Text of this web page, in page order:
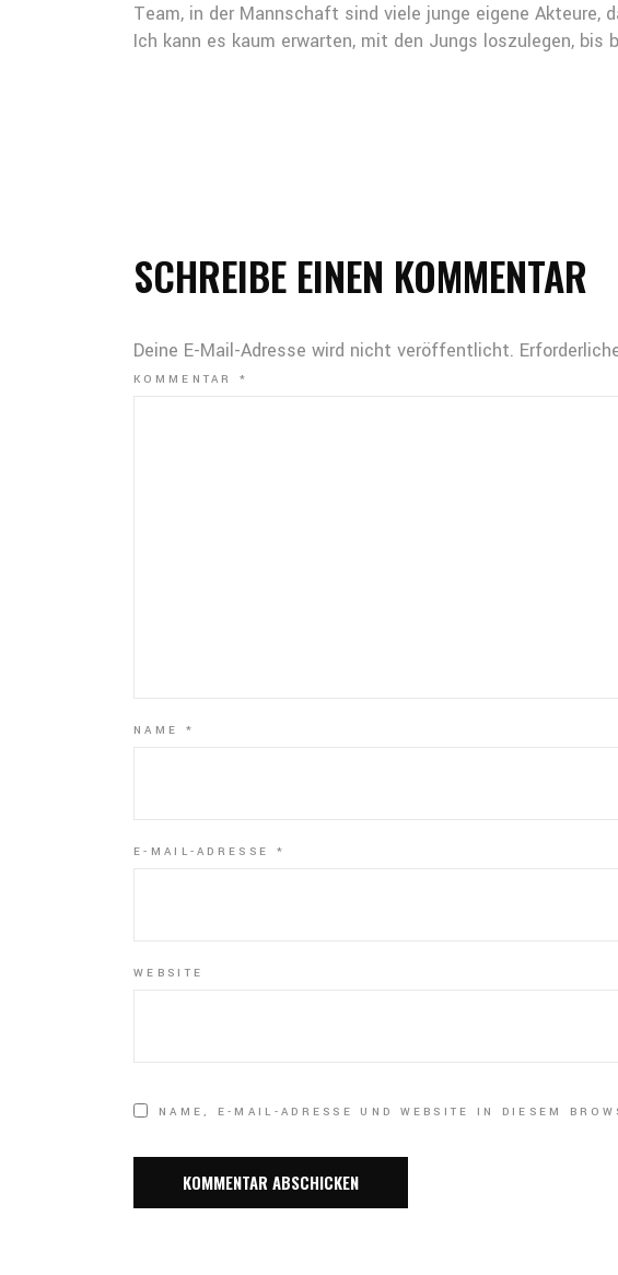
Team, in der Mannschaft sind viele junge eigene Akteure,
Ich kann es kaum erwarten, mit den Jungs loszulegen, bis
SCHREIBE EINEN KOMMENTAR
Deine E-Mail-Adresse wird nicht veröffentlicht.
KOMMENTAR*
NAME *
E-MAIL-ADRESSE *
WEBSITE
NAME, E-MAIL-ADRESSE UND WEBSITE IN DIESEM